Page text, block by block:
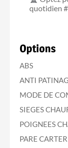
quotidien
Options
ABS
ANTI
MODE DE
SIEGES
POIGNEES
PARE CARTER